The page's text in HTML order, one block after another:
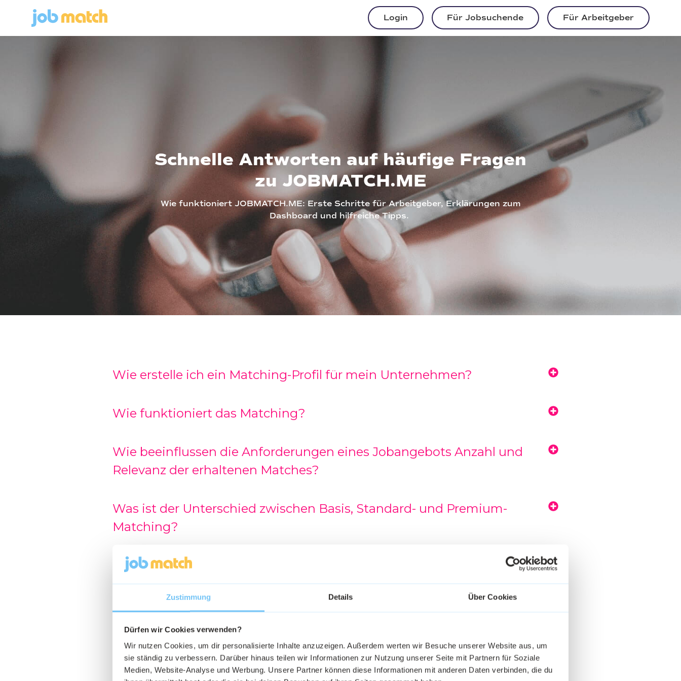
Zustimmung Details Über Cookies
Dürfen wir Cookies verwenden?
Wir nutzen Cookies, um dir personalisierte Inhalte anzuzeigen. Außerdem werten wir Besuche unserer Website aus, um
sie ständig zu verbessern. Darüber hinaus teilen wir Informationen zur Nutzung unserer Seite mit Partnern für Soziale
Medien, Website-Analyse und Werbung. Unsere Partner können diese Informationen mit anderen Daten verbinden, die du
Login Für Jobsuchende Für Arbeitgeber
Schnelle Antworten auf häufige Fragen
zu JOBMATCH.ME
Wie funktioniert JOBMATCH.ME: Erste Schritte für Arbeitgeber, Erklärungen zum
Dashboard und hilfreiche Tipps.
Wie erstelle ich ein Matching-Profil für mein Unternehmen?
Wie funktioniert das Matching?
Wie beeinflussen die Anforderungen eines Jobangebots Anzahl und
Relevanz der erhaltenen Matches?
Was ist der Unterschied zwischen Basis, Standard- und Premium-
Matching?
Wie oft sollte ich mein Matching-Profil aktualisieren?
Wie nehme ich Kontakt zu einem passenden Interessenten auf?
Wie kann ich ein Jobangebot deaktivieren?